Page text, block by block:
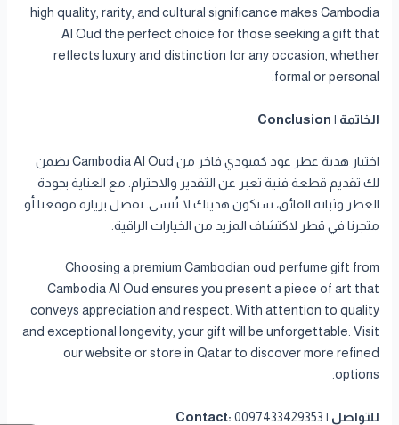
high quality, rarity, and cultural significance makes Cambodia
Al Oud the perfect choice for those seeking a gift that
reflects luxury and distinction for any occasion, whether
formal or personal.
الخاتمة | Conclusion
اختيار هدية عطر عود كمبودي فاخر من Cambodia Al Oud يضمن
لك تقديم قطعة فنية تعبر عن التقدير والاحترام. مع العناية بجودة
العطر وثباته الفائق، ستكون هديتك لا تُنسى. تفضل بزيارة موقعنا أو
متجرنا في قطر لاكتشاف المزيد من الخيارات الراقية.
Choosing a premium Cambodian oud perfume gift from
Cambodia Al Oud ensures you present a piece of art that
conveys appreciation and respect. With attention to quality
and exceptional longevity, your gift will be unforgettable. Visit
our website or store in Qatar to discover more refined
options.
للتواصل | Contact: 0097433429353